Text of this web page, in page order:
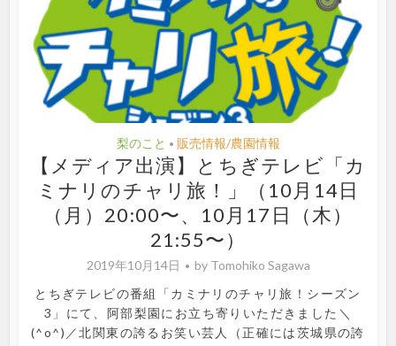
梨のこと • 販売情報/農園情報
【メディア出演】とちぎテレビ「カ
ミナリのチャリ旅！」（10月14日
（月）20:00〜、10月17日（木）
21:55〜）
2019年10月14日 by Tomohiko Sagawa
とちぎテレビの番組「カミナリのチャリ旅！シーズン
3」にて、阿部梨園にお立ち寄りいただきました＼
(^o^)／北関東の誇るお笑い芸人（正確には茨城県の誇